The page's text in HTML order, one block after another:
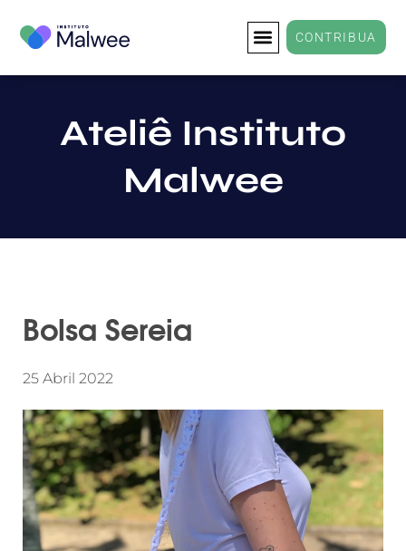
CONTRIBUA
Ateliê Instituto
Malwee
Bolsa Sereia
25 Abril 2022